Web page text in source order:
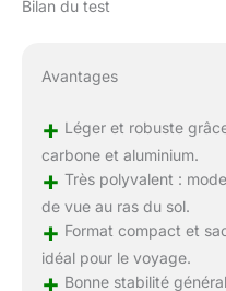
Bilan du test
Avantages
+ Léger et robuste
carbone et aluminium.
+ Très polyvalent :
de vue au ras du sol.
+ Format compact et
idéal pour le voyage.
+ Bonne stabilité